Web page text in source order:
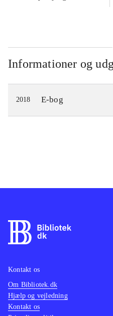
Informationer og
2018 E-bog
Kontakt os
Om Bibliotek.dk
Hjælp og vejledning
Kontakt os